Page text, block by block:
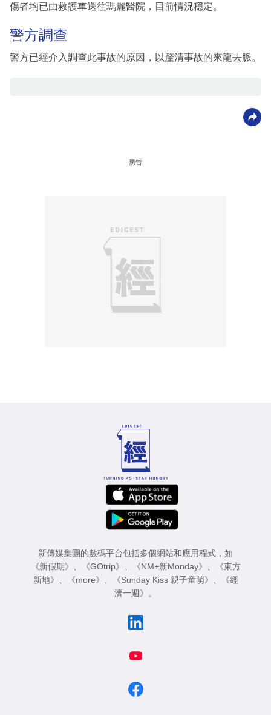
傷者均已由救護車送往瑪麗醫院，目前情況穩定。
警方調查
警方已經介入調查此事故的原因，以釐清事故的來龍去脈。
廣告
新傳媒集團的數碼平台包括多個網站和應用程式，如
《新假期》
《GOtrip》 《NM+新Monday》
《東方
新地》
《more》 《Sunday Kiss 親子童萌》
《經
濟一週》
。